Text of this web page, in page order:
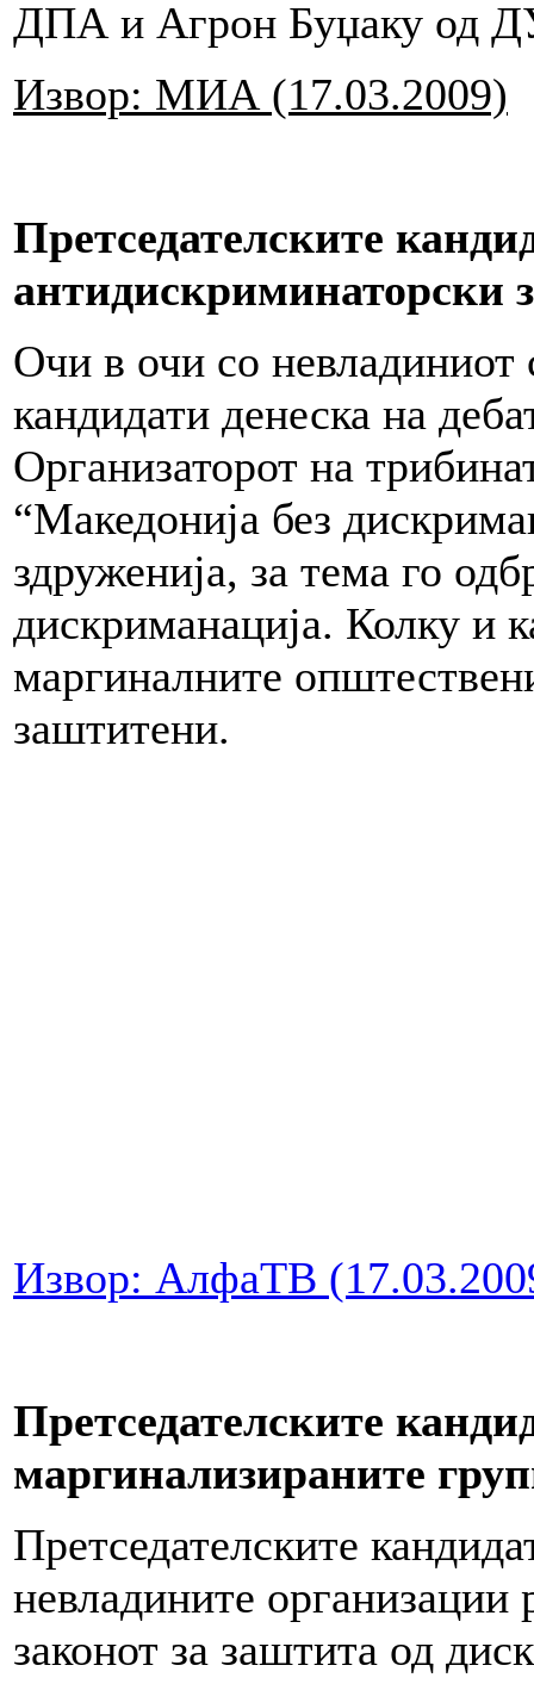
ДПА и Агрон Буџаку од
Извор: МИА (17.03.2009)
Претседателските
антидискриминаторски
Очи в очи со невладиниот
кандидати денеска на
Организаторот на
“Македонија без
здруженија, за тема го
дискриманација. Колку и
маргиналните
заштитени.
Извор: АлфаТВ
Претседателските
маргинализираните
Претседателските
невладините организации
законот за заштита од